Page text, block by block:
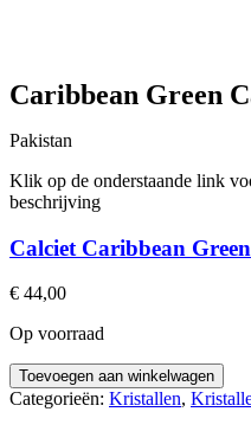
Caribbean Green
Pakistan
Klik op de onderstaande link
beschrijving
Calciet Caribbean Green
€ 44,00
Op voorraad
Caribbean
Green
Calciet
Toevoegen aan winkelwagen
Categorieën: Kristallen,